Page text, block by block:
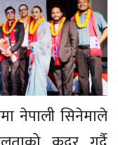
नेपाली सिनेमाले